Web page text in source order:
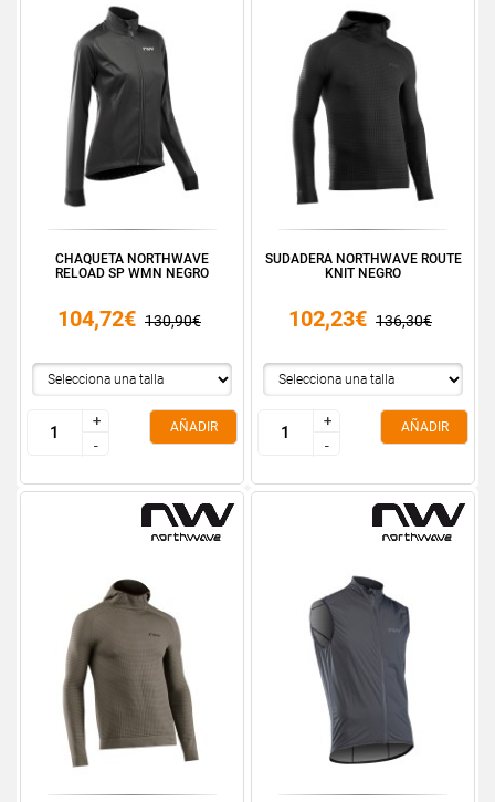
CHAQUETA NORTHWAVE
RELOAD SP WMN NEGRO
104,72€ 130,90€
+
-
+
-
AÑADIR
SUDADERA NORTHWAVE ROUTE
KNIT NEGRO
102,23€ 136,30€
+
-
+
-
AÑADIR